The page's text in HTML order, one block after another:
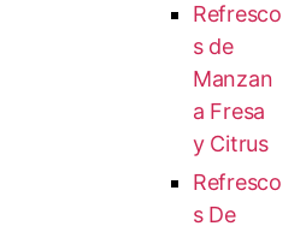
Refresco
s de
Manzan
a Fresa
y Citrus
Refresco
s De